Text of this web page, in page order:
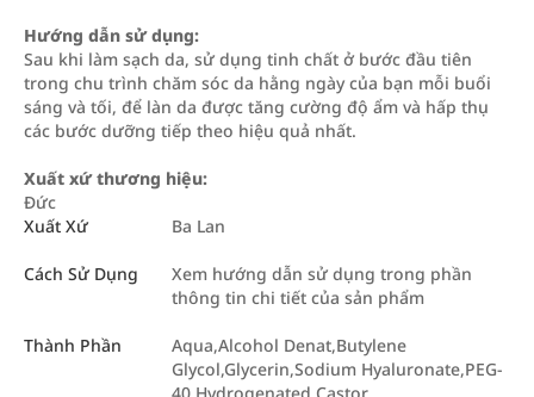
Hướng dẫn sử dụng:
Sau khi làm sạch da, sử dụng tinh chất ở bước đầu tiên
trong chu trình chăm sóc da hằng ngày của bạn mỗi buổi
sáng và tối, để làn da được tăng cường độ ẩm và hấp thụ
các bước dưỡng tiếp theo hiệu quả nhất.
Xuất xứ thương hiệu:
Đức
Xuất Xứ
Ba Lan
Cách Sử Dụng
Xem hướng dẫn sử dụng trong phần
thông tin chi tiết của sản phẩm
Thành Phần
Aqua,Alcohol Denat,Butylene
Glycol,Glycerin,Sodium Hyaluronate,PEG-